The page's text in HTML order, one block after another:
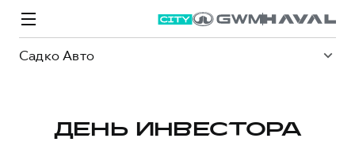
Садко Авто
ДЕНЬ ИНВЕСТОРА